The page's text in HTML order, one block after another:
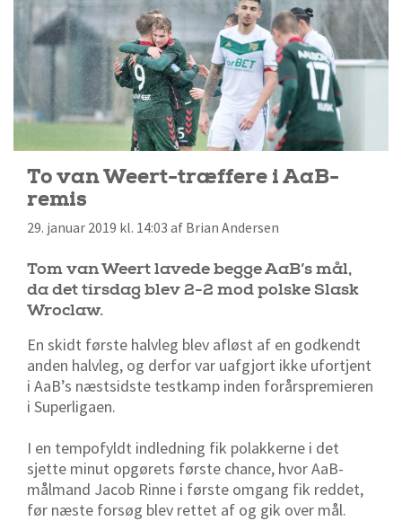
To van Weert-træffere i AaB-
remis
29. januar 2019 kl. 14:03 af Brian Andersen
Tom van Weert lavede begge AaB’s mål,
da det tirsdag blev 2-2 mod polske Slask
Wroclaw.
En skidt første halvleg blev afløst af en godkendt
anden halvleg, og derfor var uafgjort ikke ufortjent
i AaB’s næstsidste testkamp inden forårspremieren
i Superligaen.
I en tempofyldt indledning fik polakkerne i det
sjette minut opgørets første chance, hvor AaB-
målmand Jacob Rinne i første omgang fik reddet,
før næste forsøg blev rettet af og gik over mål.